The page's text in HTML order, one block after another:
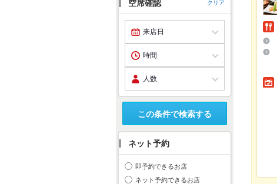
空席確認 クリア
この条件で検索する
ネット予約
即予約できるお店
ネット予約できるお店